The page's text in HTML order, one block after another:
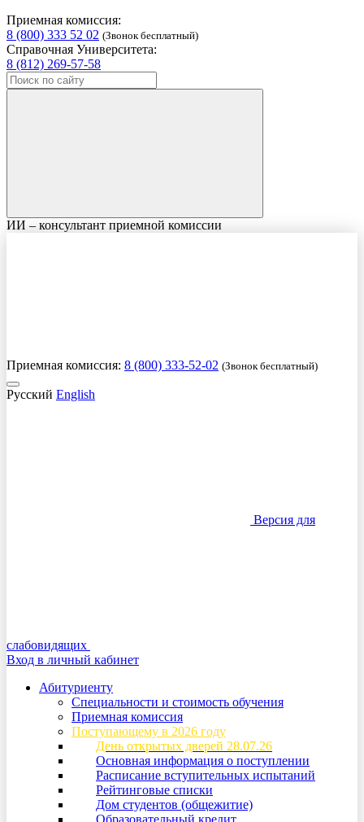
Приемная комиссия:
8 (800) 333 52 02 (Звонок бесплатный)
Справочная Университета:
8 (812) 269-57-58
ИИ – консультант приемной комиссии
Приемная комиссия: 8 (800) 333-52-02 (Звонок бесплатный)
Русский English
Версия для
слабовидящих
Вход в личный кабинет
Абитуриенту
Специальности и стоимость обучения
Приемная комиссия
Поступающему в 2026 году
День открытых дверей 28.07.26
Основная информация о поступлении
Расписание вступительных испытаний
Рейтинговые списки
Дом студентов (общежитие)
Образовательный кредит